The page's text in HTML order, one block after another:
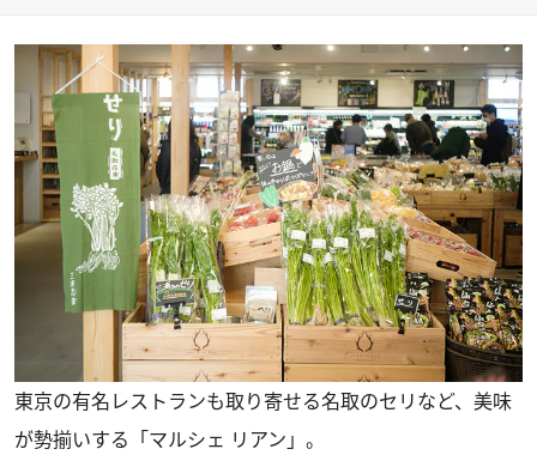
東京の有名レストランも取り寄せる名取のセリなど、美味
が勢揃いする「マルシェ リアン」。